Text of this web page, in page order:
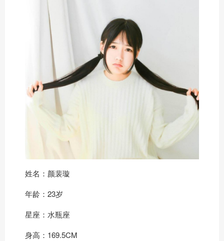
姓名：颜裴璇
年龄：23岁
星座：水瓶座
身高：169.5CM